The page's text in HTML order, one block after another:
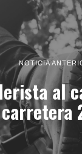
NOTICIA
al